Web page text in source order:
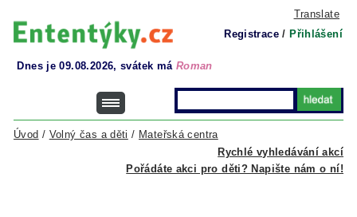
Translate
Registrace / Přihlášení
Dnes je 09.08.2026, svátek má Roman
Rychlé vyhledávání akcí
Úvod / Volný čas a děti / Mateřská centra
Pořádáte akci pro děti? Napište nám o ní!